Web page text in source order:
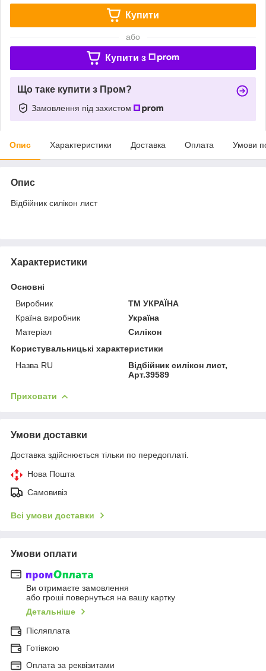
Купити
або
Купити з
Що таке купити з Пром?
Замовлення під захистом
Опис Характеристики Доставка Оплата Умови
Опис
Відбійник силікон лист
Характеристики
Основні
Виробник
ТМ УКРАЇНА
Країна виробник
Україна
Матеріал
Силікон
Користувальницькі характеристики
Назва RU
Відбійник силікон лист,
Арт.39589
Приховати
Умови доставки
Доставка здійснюється тільки по передоплаті.
Нова Пошта
Самовивіз
Всі умови доставки
Умови оплати
Ви отримаєте замовлення
або гроші повернуться на вашу картку
Детальніше
Післяплата
Готівкою
Оплата за реквізитами